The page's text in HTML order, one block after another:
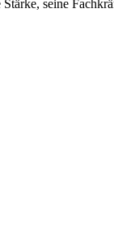
seine